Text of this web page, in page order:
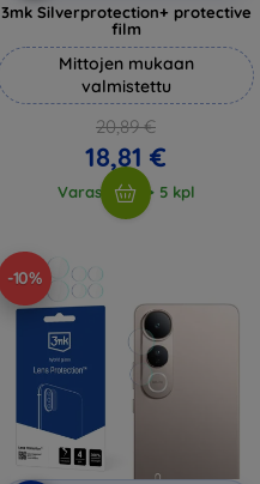
3mk Silverprotection+ protective
film
Mittojen mukaan
valmistettu
20,89 €
18,81 €
Varastossa > 5 kpl
-10%